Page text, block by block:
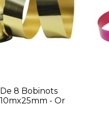
8 Bobinots
- Or